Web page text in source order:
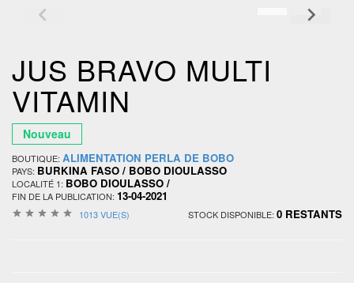
JUS BRAVO MULTI
VITAMIN
Nouveau
BOUTIQUE: ALIMENTATION PERLA DE BOBO
PAYS: BURKINA FASO / BOBO DIOULASSO
LOCALITÉ 1: BOBO DIOULASSO /
FIN DE LA PUBLICATION: 13-04-2021
1013 VUE(S) STOCK DISPONIBLE: 0 RESTANTS